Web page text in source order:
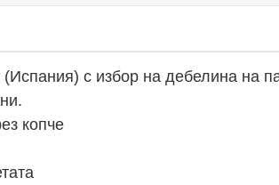
(Испания) с избор на дебелина на
копче